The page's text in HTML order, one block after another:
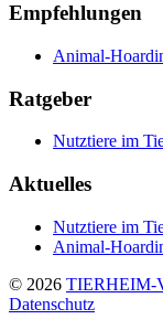
Empfehlungen
Animal-
Ratgeber
Nutztiere im
Aktuelles
Nutztiere im
Animal-
© 2026 TIERHEIM-
Datenschutz